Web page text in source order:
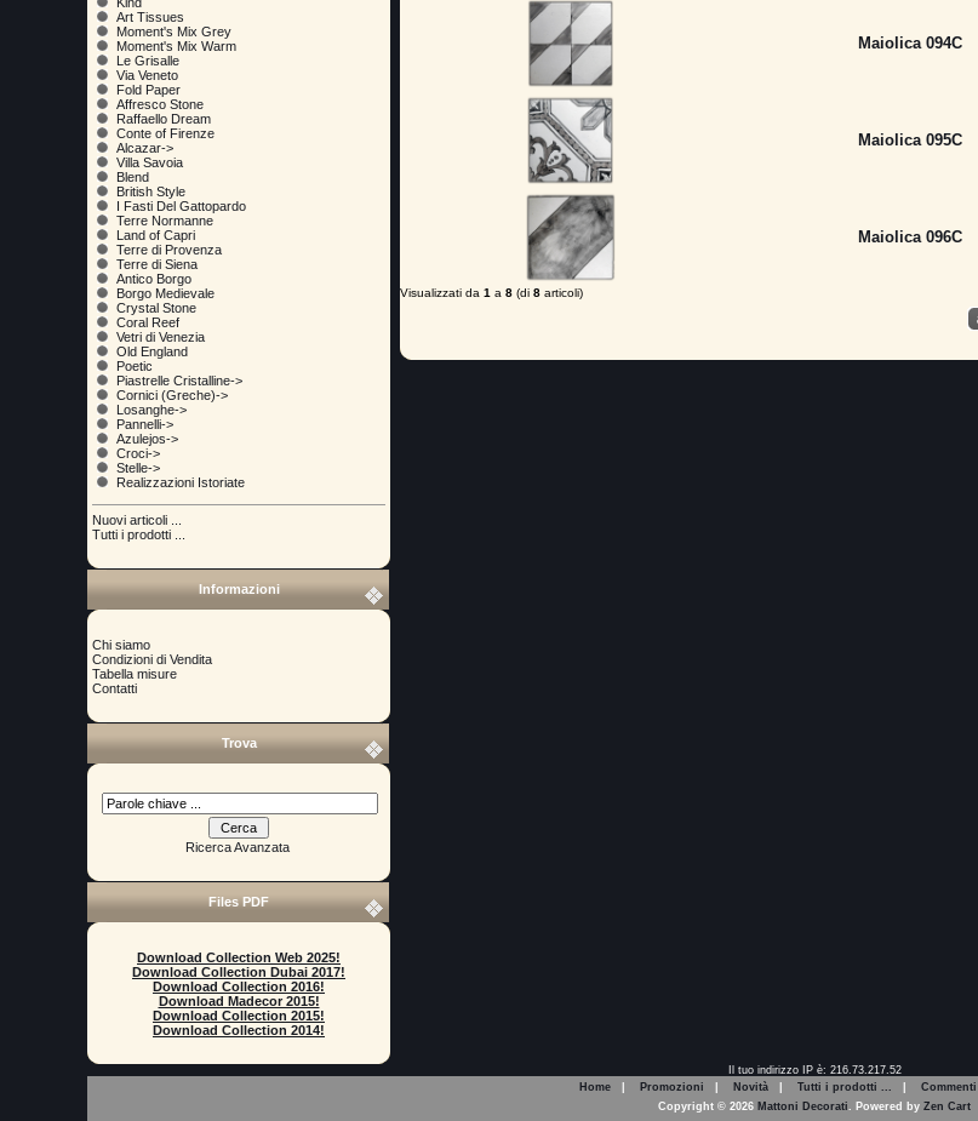
Art Tissues
Moment's Mix Grey
Moment's Mix Warm
Le Grisalle
Via Veneto
Fold Paper
Affresco Stone
Raffaello Dream
Conte of Firenze
Alcazar->
Villa Savoia
Blend
British Style
I Fasti Del Gattopardo
Terre Normanne
Land of Capri
Terre di Provenza
Terre di Siena
Antico Borgo
Borgo Medievale
Crystal Stone
Coral Reef
Vetri di Venezia
Old England
Poetic
Piastrelle Cristalline->
Cornici (Greche)->
Losanghe->
Pannelli->
Azulejos->
Croci->
Stelle->
Realizzazioni Istoriate
Nuovi articoli ...
Tutti i prodotti ...
Informazioni
Chi siamo
Condizioni di Vendita
Tabella misure
Contatti
Trova
Ricerca Avanzata
Files PDF
Download Collection Web 2025!
Download Collection Dubai 2017!
Download Collection 2016!
Download Madecor 2015!
Download Collection 2015!
Download Collection 2014!
Maiolica 094C
Maiolica 095C
Maiolica 096C
Visualizzati da 1 a 8 (di 8 articoli)
Il tuo indirizzo IP è: 216.73.217.52
Home
Promozioni Novità Tutti i prodotti ... Commenti
Copyright © 2026 Mattoni Decorati . Powered by Zen Cart